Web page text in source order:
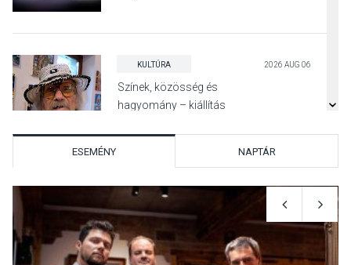
KULTÚRA 2026 AUG 06
Színek, közösség és
hagyomány – kiállítás
KULTÚRA 2026 AUG 05
Mordái folk-rock koncert
lesz a pilismaróti Duna-
parton
ESEMÉNY NAPTÁR